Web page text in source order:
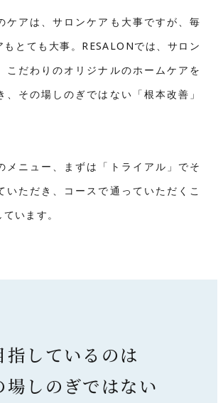
ケアは、サロンケアも大事ですが、毎
もとても大事。RESALONでは、サロン
こだわりのオリジナルのホームケアを
、その場しのぎではない「根本改善」
メニュー、まずは「トライアル」でそ
いただき、コースで通っていただくこ
います。
指しているのは
場しのぎではない